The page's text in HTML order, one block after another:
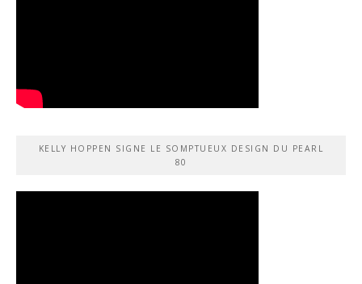
KELLY HOPPEN SIGNE LE SOMPTUEUX DESIGN DU PEARL
80